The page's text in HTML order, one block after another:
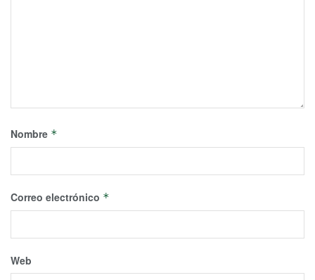
Nombre *
Correo electrónico *
Web